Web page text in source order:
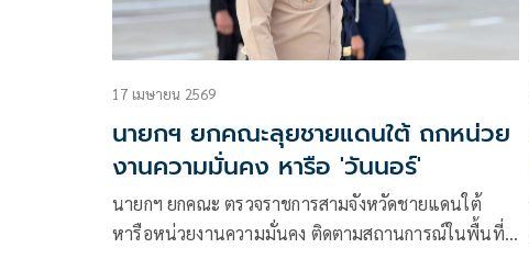
17 เมษายน 2569
นายกฯ ยกคณะลุยชายแดนใต้ ถกหน่วย
งานความมั่นคง หารือ 'วันนอร์'
นายกฯ ยกคณะ ตรวจราชการสามจังหวัดชายแดนใต้
หารือหน่วยงานความมั่นคง ติดตามสถานการณ์ในพื้นที่